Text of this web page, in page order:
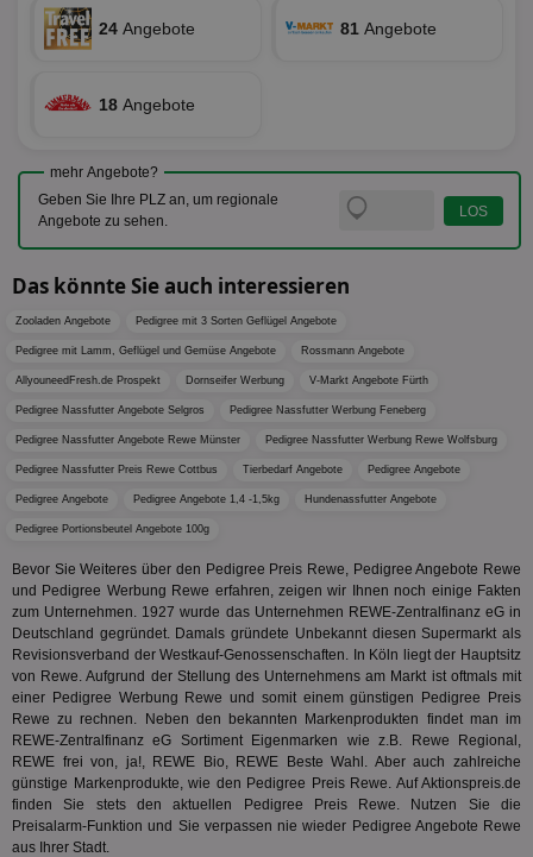
24 Angebote 81 Angebote
18 Angebote
mehr Angebote?
Geben Sie Ihre PLZ an, um regionale
Angebote zu sehen.
Das könnte Sie auch interessieren
Zooladen Angebote Pedigree mit 3 Sorten Geflügel Angebote
Pedigree mit Lamm, Geflügel und Gemüse Angebote Rossmann Angebote
AllyouneedFresh.de Prospekt Dornseifer Werbung V-Markt Angebote Fürth
Pedigree Nassfutter Angebote Selgros Pedigree Nassfutter Werbung Feneberg
Pedigree Nassfutter Angebote Rewe Münster Pedigree Nassfutter Werbung Rewe Wolfsburg
Pedigree Nassfutter Preis Rewe Cottbus Tierbedarf Angebote Pedigree Angebote
Pedigree Angebote Pedigree Angebote 1,4 -1,5kg Hundenassfutter Angebote
Pedigree Portionsbeutel Angebote 100g
Bevor Sie Weiteres über den Pedigree Preis Rewe, Pedigree Angebote Rewe
und Pedigree Werbung Rewe erfahren, zeigen wir Ihnen noch einige Fakten
zum Unternehmen. 1927 wurde das Unternehmen REWE-Zentralfinanz eG in
Deutschland gegründet. Damals gründete Unbekannt diesen Supermarkt als
Revisionsverband der Westkauf‑Genossenschaften. In Köln liegt der Hauptsitz
von Rewe. Aufgrund der Stellung des Unternehmens am Markt ist oftmals mit
einer Pedigree Werbung Rewe und somit einem günstigen Pedigree Preis
Rewe zu rechnen. Neben den bekannten Markenprodukten findet man im
REWE-Zentralfinanz eG Sortiment Eigenmarken wie z.B. Rewe Regional,
REWE frei von, ja!, REWE Bio, REWE Beste Wahl. Aber auch zahlreiche
günstige Markenprodukte, wie den Pedigree Preis Rewe. Auf Aktionspreis.de
finden Sie stets den aktuellen Pedigree Preis Rewe. Nutzen Sie die
Preisalarm-Funktion und Sie verpassen nie wieder Pedigree Angebote Rewe
aus Ihrer Stadt.
CookieScriptConsent
CookieScript
www.aktionspreis.de
Name Provider/Domäne Ablaufdatum
_ga_BZ0Z3NWXX5
.aktionspreis.de
1 Jahr 1
Monat
von
um
da_ts
.optinadserving.com 1 Jahr
des
Name Provider /Domäne Ablaufdatum
UserID1
ADITION technologies
AG
.adfarm1.adition.com
2 Monate 29
Tage
tuuid_lu
.creative-serving.com 12 Monate
Name
Domäne
Ablaufdatum
chkChromeAb67Sec .pubmatic.com 3 Monate
Dieses
um
Chrome-
testen, um
mit A/B-
die
uid-bp-159
StickyADS.tv
.ads.stickyadstv.com
2 Monate
SyncRTB4 .pubmatic.com
3 Monate
XANDR_PANID
Xandr Inc.
.adnxs.com
3 Monate
C
Adform
.adform.net
1 Monat 1
Tag
ar_debug
.googleadservices.com
3 Monate
receive-
cookie-
.doubleclick.net 6 Monate